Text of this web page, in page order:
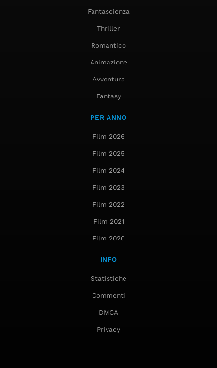
Fantascienza
Thriller
Romantico
Animazione
Avventura
Fantasy
PER ANNO
Film 2026
Film 2025
Film 2024
Film 2023
Film 2022
Film 2021
Film 2020
INFO
Statistiche
Commenti
DMCA
Privacy